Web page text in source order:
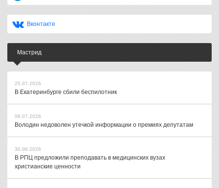
Вконтакте
Мастрид
25.07.2026
В Екатеринбурге сбили беспилотник
08.07.2026
Володин недоволен утечкой информации о премиях депутатам
30.06.2026
В РПЦ предложили преподавать в медицинских вузах
христианские ценности